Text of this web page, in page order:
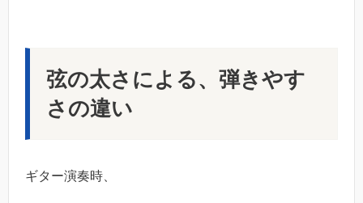
弦の太さによる、弾きやす
さの違い
ギター演奏時、